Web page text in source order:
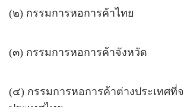
(๒) กรรมการหอการค้าไทย
(๓) กรรมการหอการค้าจังหวัด
(๔) กรรมการหอการค้าต่างประเทศที่